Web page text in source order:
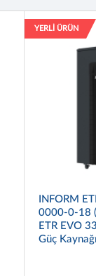
YERLİ ÜRÜN
INFORM
0000-0-18
ETR EVO
Güç Kaynağı